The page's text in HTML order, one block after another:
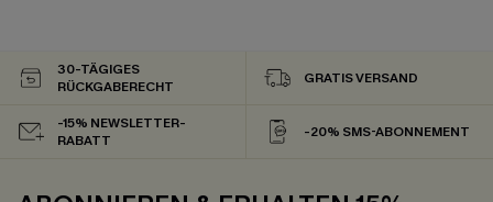
30-TÄGIGES
RÜCKGABERECHT
GRATIS VERSAND
-15% NEWSLETTER-
RABATT
-20% SMS-ABONNEMENT